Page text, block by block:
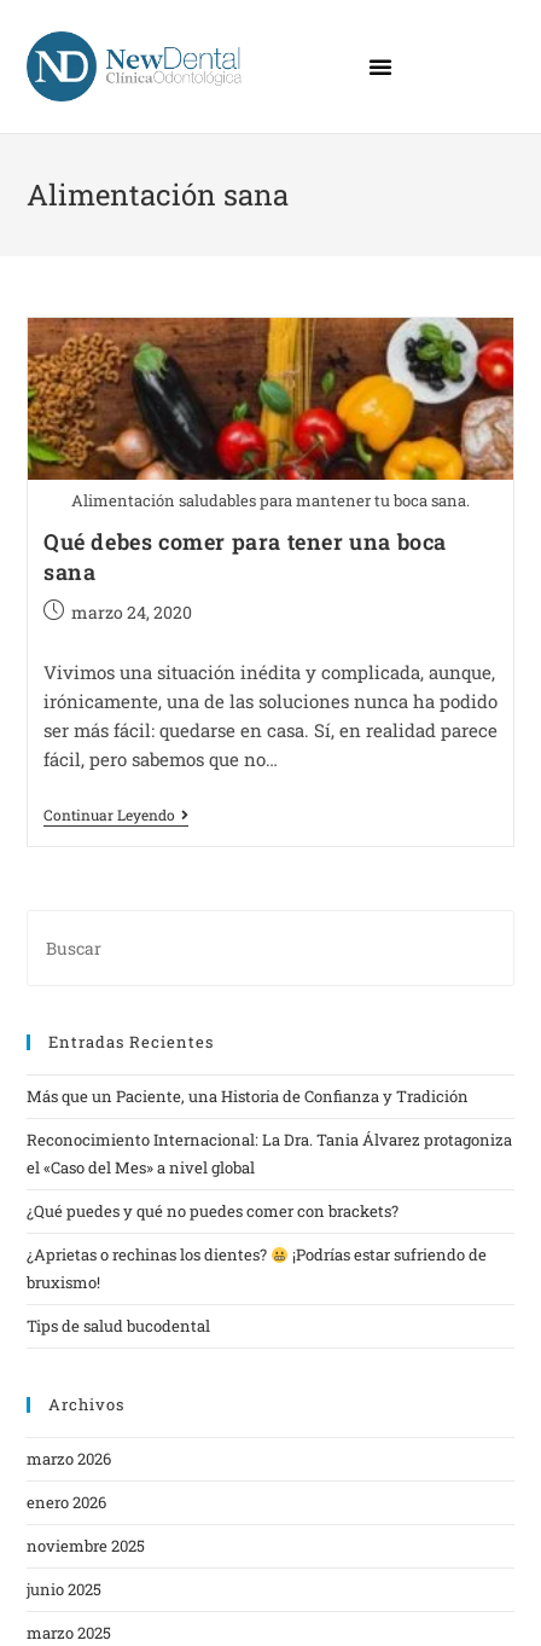
Alimentación sana
Alimentación saludables para mantener tu boca sana.
Qué debes comer para tener una boca
sana
marzo 24, 2020
Vivimos una situación inédita y complicada, aunque,
irónicamente, una de las soluciones nunca ha podido
ser más fácil: quedarse en casa. Sí, en realidad parece
fácil, pero sabemos que no…
Continuar Leyendo
Entradas Recientes
Más que un Paciente, una Historia de Confianza y Tradición
Reconocimiento Internacional: La Dra. Tania Álvarez protagoniza
el «Caso del Mes» a nivel global
¿Qué puedes y qué no puedes comer con brackets?
¿Aprietas o rechinas los dientes?
¡Podrías estar sufriendo de
bruxismo!
Tips de salud bucodental
Archivos
marzo 2026
enero 2026
noviembre 2025
junio 2025
marzo 2025